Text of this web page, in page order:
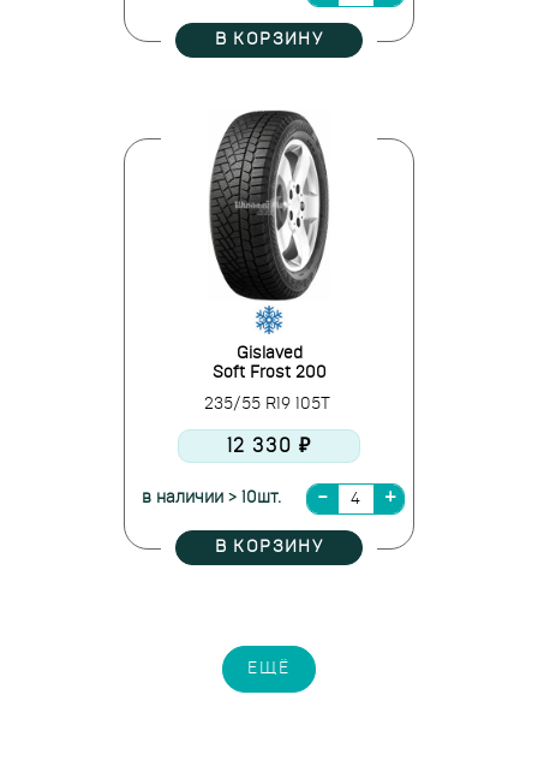
В КОРЗИНУ
Gislaved
Soft Frost 200
235/55 R19 105T
12 330 ₽
в наличии > 10шт.
В КОРЗИНУ
ЕЩЁ